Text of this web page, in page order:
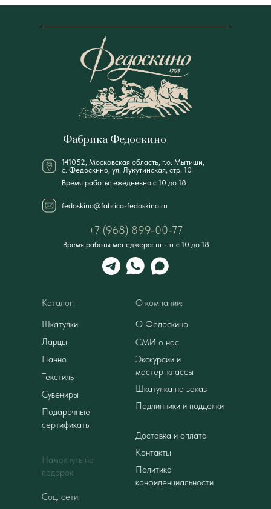
141052, Московская область, г.о. Мытищи,
с. Федоскино, ул. Лукутинская, стр. 10
Фабрика Федоскино
+7 (968) 899-00-77
Время работы: ежедневно с 10 до 18
Время работы менеджера: пн-пт с 10 до 18
Каталог:
Шкатулки
Ларцы
Панно
Текстиль
Сувениры
Подарочные
сертификаты
Намекнуть на
подарок
О компании:
О Федоскино
Контакты
Экскурсии и
мастер-классы
Подлинники и подделки
Доставка и оплата
Соц. сети:
fedoskino@fabrica-fedoskino.ru
Шкатулка на заказ
Политика
конфиденциальности
СМИ о нас